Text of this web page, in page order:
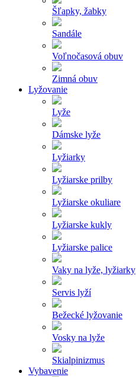
Šľapky, žabky
Sandále
Voľnočasová obuv
Zimná obuv
Lyžovanie
Lyže
Dámske lyže
Lyžiarky
Lyžiarske prilby
Lyžiarske okuliare
Lyžiarske kukly
Lyžiarske palice
Vaky na lyže, lyžiarky
Servis lyží
Bežecké lyžovanie
Vosky na lyže
Skialpinizmus
Vybavenie